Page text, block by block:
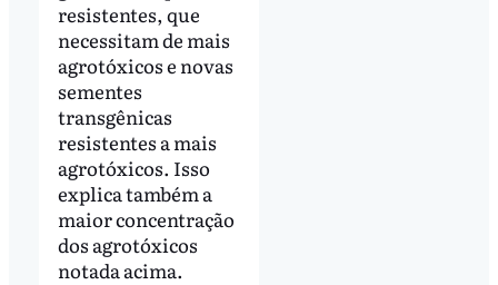
resistentes, que
necessitam de mais
agrotóxicos e novas
sementes
transgênicas
resistentes a mais
agrotóxicos. Isso
explica também a
maior concentração
dos agrotóxicos
notada acima.